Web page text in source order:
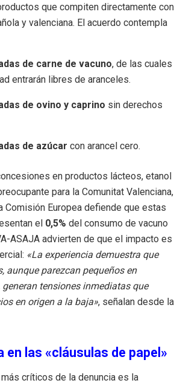
que compiten directamente con
y valenciana. El acuerdo contempla
de carne de vacuno, de las cuales
entrarán libres de aranceles.
de ovino y caprino sin derechos
de azúcar con arancel cero.
en productos lácteos, etanol
para la Comunitat Valenciana,
Comisión Europea defiende que estas
el 0,5% del consumo de vacuno
ASAJA advierten de que el impacto es
«La experiencia demuestra que
aunque parezcan pequeños en
tensiones inmediatas que
en origen a la baja», señalan desde la
en las «cláusulas de papel»
críticos de la denuncia es la